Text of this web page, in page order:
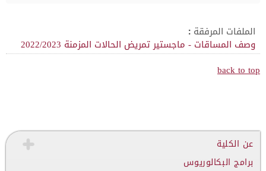
الملفات المرفقة :
وصف المساقات - ماجستير تمريض الحالات المزمنة 2022/2023
back to top
عن الكلية
برامج البكالوريوس